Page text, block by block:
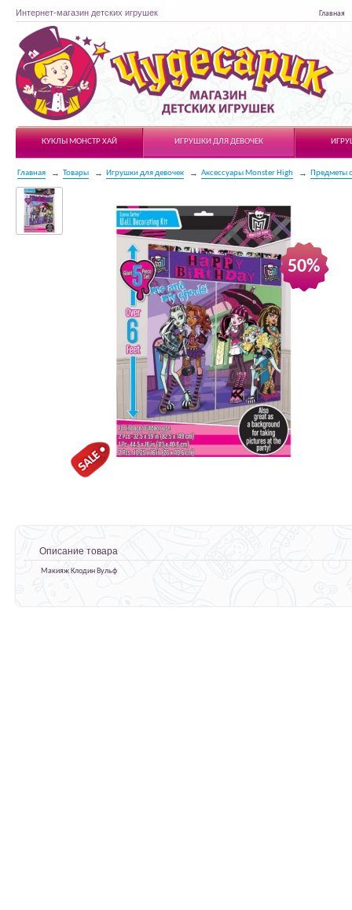
Интернет-магазин детских игрушек Главная
Чудесарик
КУКЛЫ МОНСТР ХАЙ
ИГРУШКИ ДЛЯ ДЕВОЧЕК
Главная Товары Игрушки для девочек Аксессуары Monster High Предметы
50%
Описание товара
Макияж Клодин Вульф